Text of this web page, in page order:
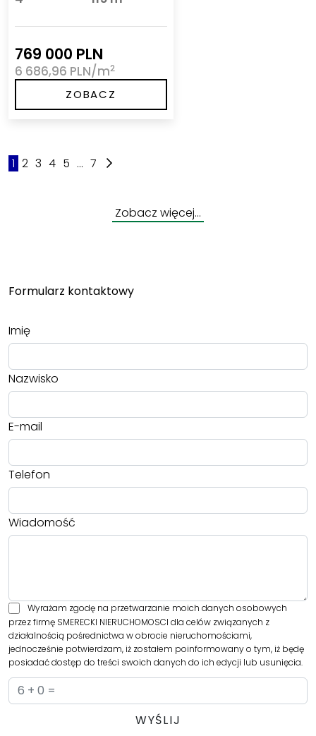
769 000 PLN
6 686,96 PLN/m2
ZOBACZ
1 2 3 4 5 ... 7
Zobacz więcej…
Formularz kontaktowy
Imię
Nazwisko
E-mail
Telefon
Wiadomość
Wyrażam zgodę na przetwarzanie moich danych osobowych
przez firmę SMERECKI NIERUCHOMOSCI dla celów związanych z
działalnością pośrednictwa w obrocie nieruchomościami,
jednocześnie potwierdzam, iż zostałem poinformowany o tym, iż będę
posiadać dostęp do treści swoich danych do ich edycji lub usunięcia.